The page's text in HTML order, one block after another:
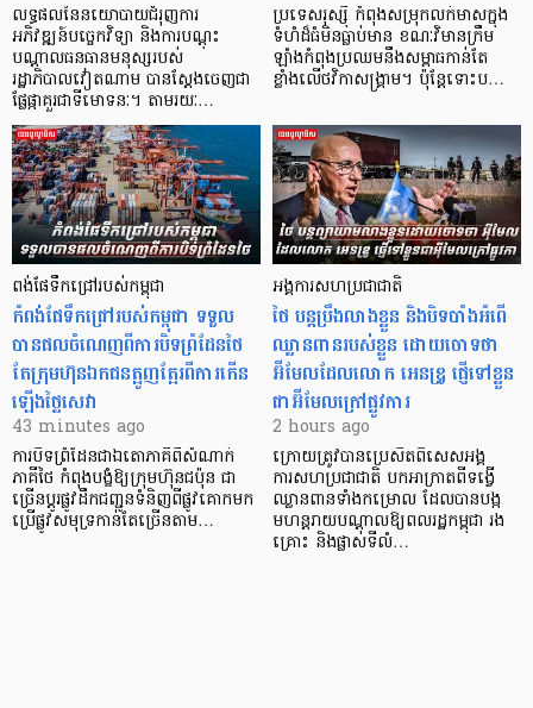
លទ្ធផលនៃនយោបាយជំរុញការ
អភិវឌ្ឍន៍បច្ចេកវិទ្យា និងការបណ្តុះ
បណ្តាលធនធានមនុស្សរបស់
រដ្ឋាភិបាលវៀតណាម បានស្តែងចេញជា
ផ្លែផ្កាគួរជាទីមោទនៈ។ តាមរយៈ…
ប្រទេសរុស្ស៊ី កំពុងសម្រុក​លក់មាសក្នុង
ទំហំដ៏ធំមិនធ្លាប់​មាន ខណៈវិមានក្រឹម
ឡាំងកំពុងប្រឈមនឹង​សម្ពាធកាន់តែ
ខ្លាំងលើថវិកាសង្គ្រាម។ ប៉ុន្តែទោះប…
ពង់ផែទឹកជ្រៅរបស់កម្ពុជា
កំពង់ផែទឹកជ្រៅរបស់​កម្ពុជា ទទួល​
បាន​ផលចំណេញពីការបិទព្រំដែនថៃ
តែក្រុមហ៊ុនឯកជនត្អូញត្អែរពីការកើន
ឡើងថ្លៃសេវា
43 minutes ago
ការបិទព្រំដែនជាឯតោភាគីពីសំណាក់
ភាគីថៃ កំពុងបង្ខំឱ្យក្រុមហ៊ុនជប៉ុន ជា
ច្រើនប្តូរផ្លូវដឹកជញ្ជូនទំនិញពីផ្លូវគោកមក
ប្រើផ្លូវសមុទ្រកាន់តែច្រើនតាម…
អង្គការសហប្រជាជាតិ
ថៃ បន្តប្រឹងលាងខ្លួន និងបិទបាំងអំពើ
ឈ្លានពានរបស់ខ្លួន ដោយចោទថា
អ៊ីមែលដែលលោក អេនឌ្រូ ផ្ញើទៅខ្លួន
ជាអ៊ីមែលក្រៅផ្លូវការ
2 hours ago
ក្រោយត្រូវបានប្រេសិតពិសេសអង្គ
ការសហប្រជាជាតិ បកអាក្រាតពីទង្វើ
ឈ្លានពានទាំងកម្រោល ដែលបានបង្ក
មហន្តរាយបណ្តាលឱ្យពលរដ្ឋកម្ពុជា រង
គ្រោះ និងផ្លាស់ទីលំ…